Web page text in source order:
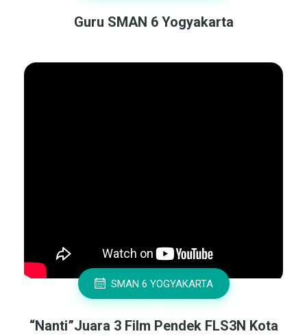
Guru SMAN 6 Yogyakarta
SMAN 6 YOGYAKARTA
“Nanti”Juara 3 Film Pendek FLS3N Kota